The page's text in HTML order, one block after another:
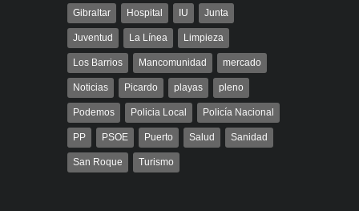
Gibraltar Hospital IU Junta
Juventud La Línea Limpieza
Los Barrios Mancomunidad mercado
Noticias Picardo playas pleno
Podemos Policia Local Policía Nacional
PP PSOE Puerto Salud Sanidad
San Roque Turismo